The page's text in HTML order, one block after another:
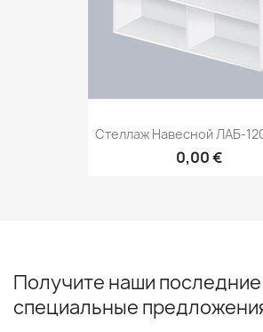
Стеллаж Навесной ЛАБ-
0,00 €
Получите наши последние
специальные